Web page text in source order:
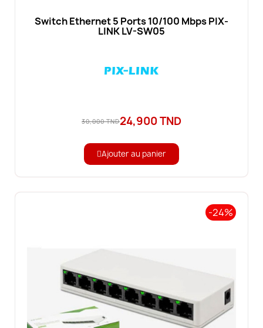
Switch Ethernet 5 Ports 10/100 Mbps PIX-
LINK LV-SW05
30,000 TND24,900 TND
Ajouter au panier
-24%